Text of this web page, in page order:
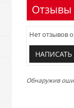
Отзывы
Нет отзывов
Обнаружив